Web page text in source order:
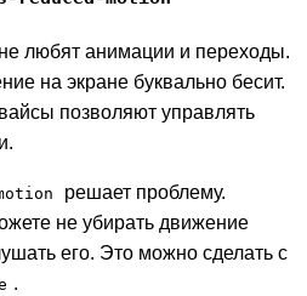
любят анимации и переходы.
на экране буквально бесит.
позволяют управлять
решает проблему.
не убирать движение
его. Это можно сделать с
.